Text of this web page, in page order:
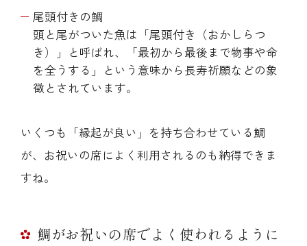
尾頭付きの鯛
頭と尾がついた魚は「尾頭付き（おかしらつ
き）」と呼ばれ、「最初から最後まで物事や命
を全うする」という意味から長寿祈願などの象
徴とされています。
いくつも「縁起が良い」を持ち合わせている鯛
が、お祝いの席によく利用されるのも納得できま
すね。
鯛がお祝いの席でよく使われるように